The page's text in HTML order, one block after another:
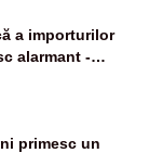
a importurilor
alarmant -
primesc un